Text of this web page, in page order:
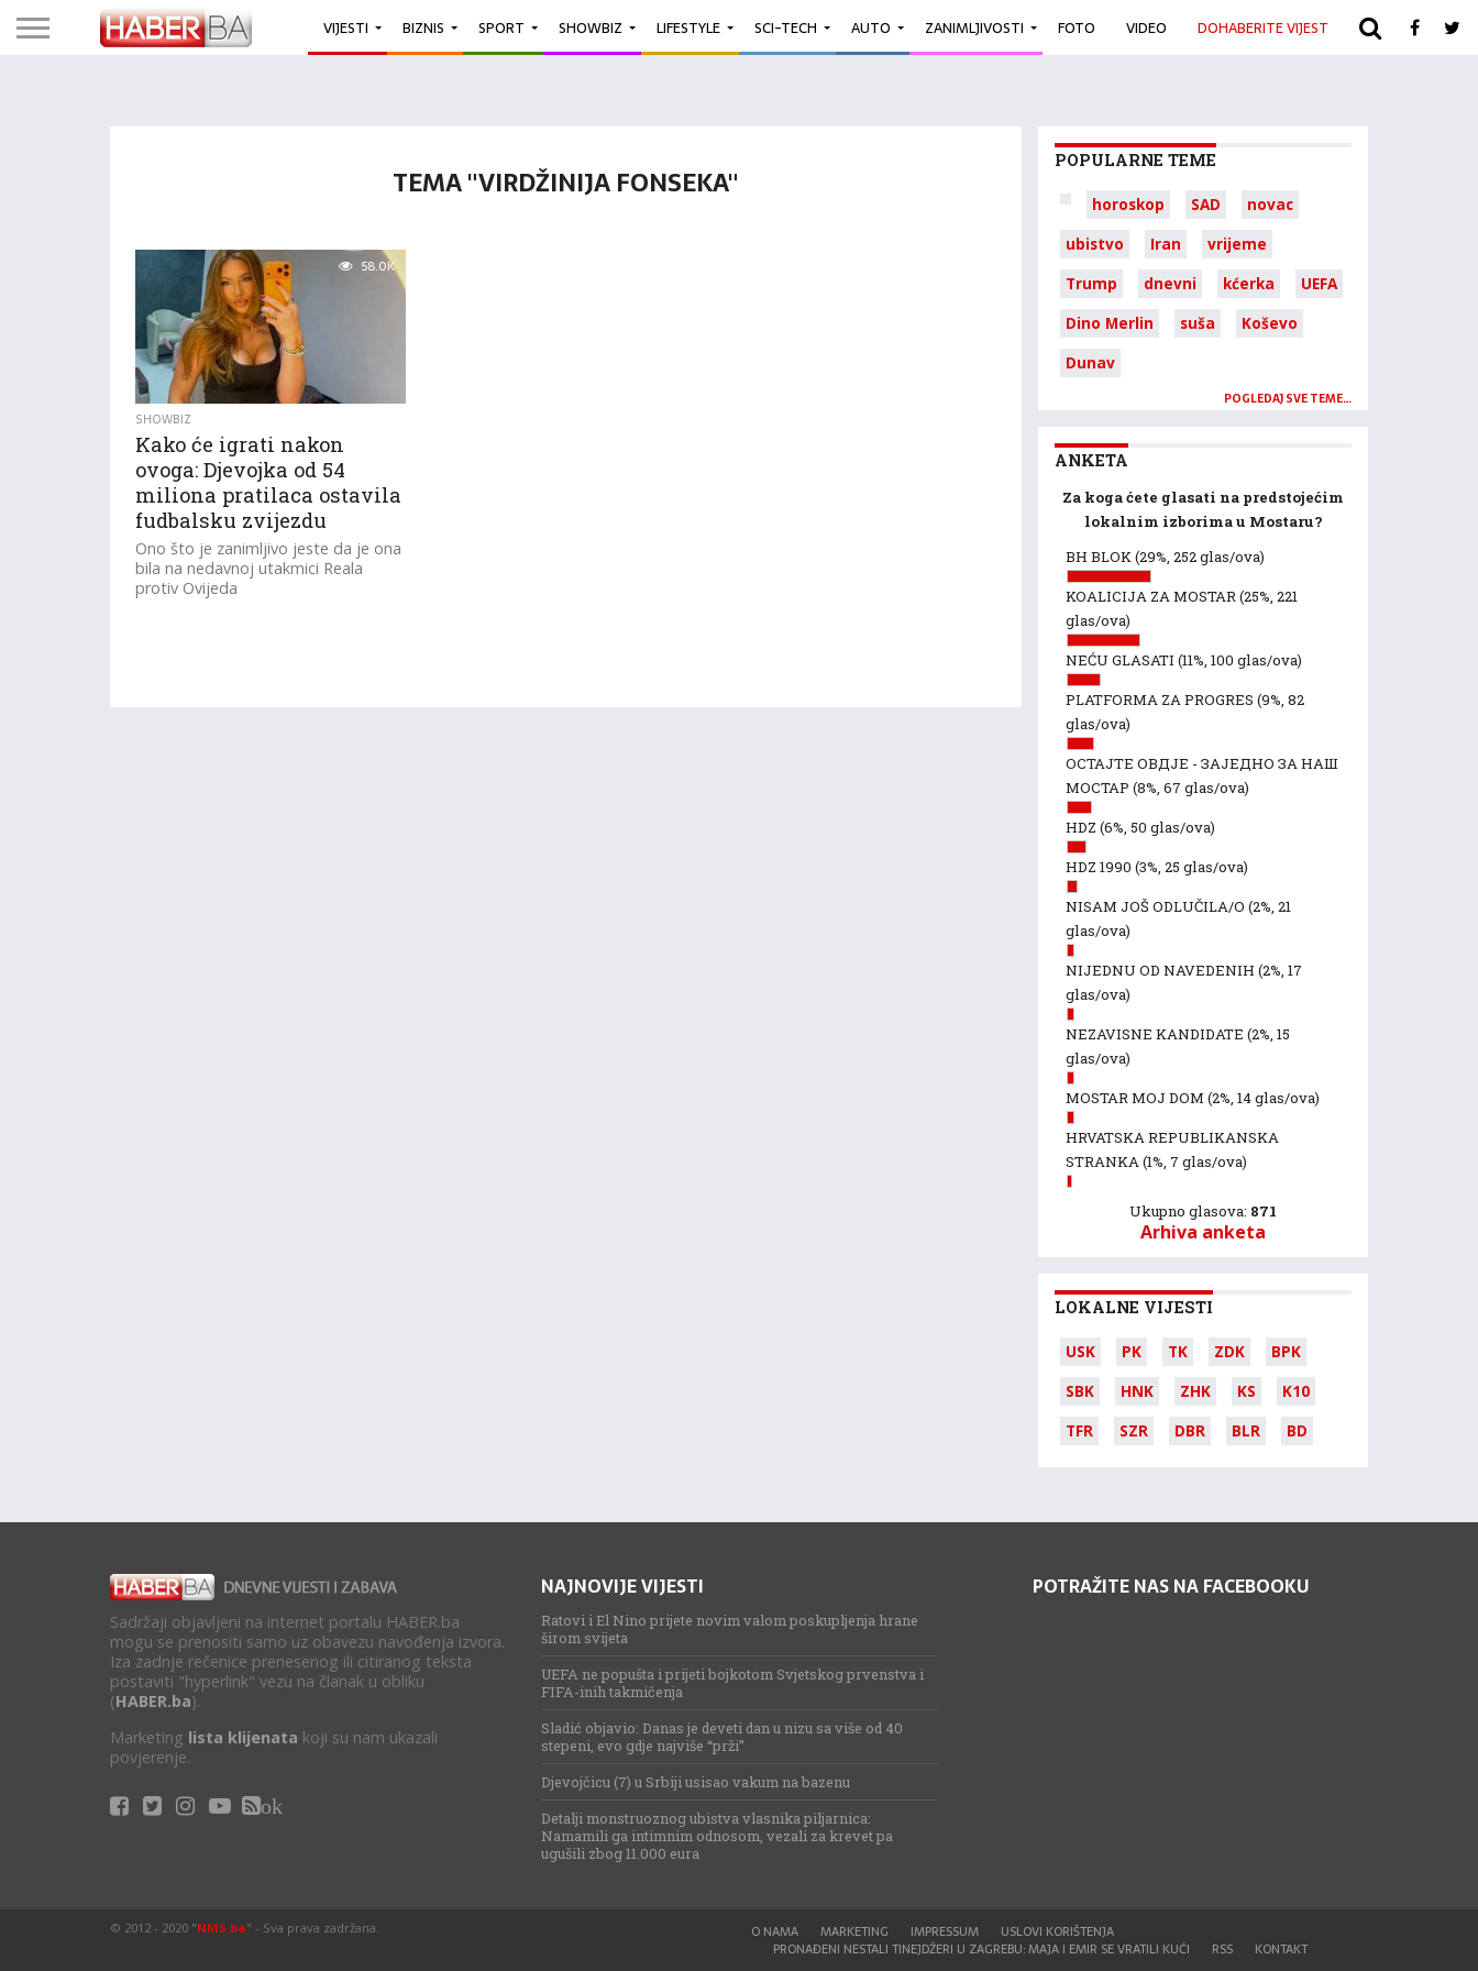
VIJESTI BIZNIS SPORT SHOWBIZ LIFESTYLE SCI-TECH AUTO ZANIMLJIVOSTI FOTO VIDEO DOHABERITE VIJEST ARHIVA
TEMA "VIRDŽINIJA FONSEKA"
58.0K
SHOWBIZ
Kako će igrati nakon
ovoga: Djevojka od 54
miliona pratilaca ostavila
fudbalsku zvijezdu
Ono što je zanimljivo jeste da je ona
bila na nedavnoj utakmici Reala
protiv Ovijeda
POPULARNE TEME
horoskop SAD
novac
ubistvo
Iran
vrijeme
Trump
dnevni kćerka
UEFA
Dino Merlin
suša
Koševo
Dunav
POGLEDAJ SVE TEME…
ANKETA
Za koga ćete glasati na predstojećim
lokalnim izborima u Mostaru?
BH BLOK(29%, 252 glas/ova)
KOALICIJA ZA MOSTAR(25%, 221
glas/ova)
NEĆU GLASATI (11%, 100 glas/ova)
PLATFORMA ZA PROGRES (9%, 82
glas/ova)
ОСТАЈТЕ ОВДЈЕ - ЗАЈЕДНО ЗА НАШ
МОСТАР (8%, 67 glas/ova)
HDZ (6%, 50 glas/ova)
HDZ 1990 (3%, 25 glas/ova)
NISAM JOŠ ODLUČILA/O (2%, 21
glas/ova)
NIJEDNU OD NAVEDENIH (2%, 17
glas/ova)
NEZAVISNE KANDIDATE (2%, 15
glas/ova)
MOSTAR MOJ DOM (2%, 14 glas/ova)
HRVATSKA REPUBLIKANSKA
STRANKA(1%, 7 glas/ova)
Ukupno glasova: 871
Arhiva anketa
LOKALNE VIJESTI
USK PK TK ZDK
BPK
SBK
HNK ZHK KS
K10
TFR
SZR DBR BLR BD
Sadržaji objavljeni na internet portalu HABER.ba
mogu se prenositi samo uz obavezu navođenja izvora.
Iza zadnje rečenice prenesenog ili citiranog teksta
postaviti "hyperlink" vezu na članak u obliku
(HABER.ba).
Marketing lista klijenata koji su nam ukazali
povjerenje.
ok
NAJNOVIJE VIJESTI
Ratovi i El Nino prijete novim valom poskupljenja hrane
širom svijeta
UEFA ne popušta i prijeti bojkotom Svjetskog prvenstva i
FIFA-inih takmičenja
Sladić objavio: Danas je deveti dan u nizu sa više od 40
stepeni, evo gdje najviše “prži”
Djevojčicu (7) u Srbiji usisao vakum na bazenu
Detalji monstruoznog ubistva vlasnika piljarnica:
Namamili ga intimnim odnosom, vezali za krevet pa
ugušili zbog 11.000 eura
POTRAŽITE NAS NA FACEBOOKU
O NAMA MARKETING IMPRESSUM
USLOVI KORIŠTENJA
PRONAĐENI NESTALI TINEJDŽERI U ZAGREBU: MAJA I EMIR SE VRATILI KUĆI
RSS KONTAKT
© 2012 - 2020 "NMS.ba" - Sva prava zadržana.